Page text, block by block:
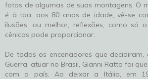
fotos de algumas de suas montagens. O
é à toa: aos 80 anos de idade, vê-se
ilusões, ou melhor, reflexões, como só
cênicas pode proporcionar.
De todos os encenadores que
Guerra, atuar no Brasil, Gianni Ratto foi
com o país. Ao deixar a Itália, em